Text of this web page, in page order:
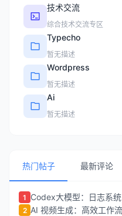
技术交流
综合技术交流专区
Typecho
暂无描述
Wordpress
暂无描述
Ai
暂无描述
热门帖子 最新评论
1 Codex大模型：日志系
2 AI 视频生成：高效工作